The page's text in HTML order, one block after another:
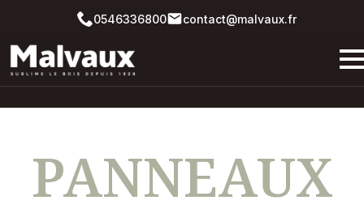
0546336800 contact@malvaux.fr
PANNEAUX